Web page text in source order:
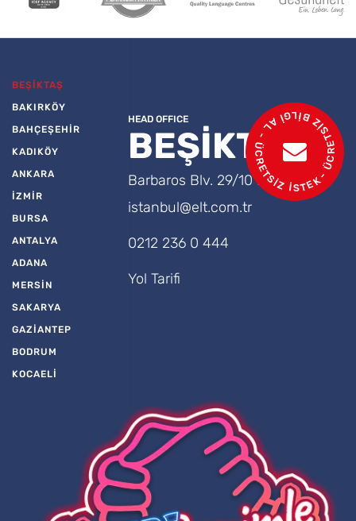
BEŞİKTAŞ
BAKIRKÖY
BAHÇEŞEHİR
KADIKÖY
ANKARA
İZMİR
BURSA
ANTALYA
ADANA
MERSİN
SAKARYA
GAZİANTEP
BODRUM
KOCAELİ
HEAD OFFICE
BEŞİKTAŞ
Barbaros Blv. 29/10 Beşiktaş
istanbul@elt.com.tr
0212 236 0 444
Yol Tarifi
- ÜCRETSİZ BİLGİ AL - ÜCRETSİZ İSTEK